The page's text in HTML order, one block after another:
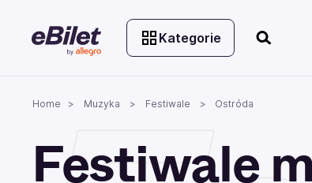
Kategorie
Home Muzyka Festiwale Ostróda
Festiwale